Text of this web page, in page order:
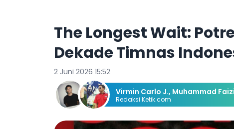
The Longest Wait:
Dekade Timnas
2 Juni 2026 15:52
Virmin Carlo J., Muhammad
Redaksi Ketik.com